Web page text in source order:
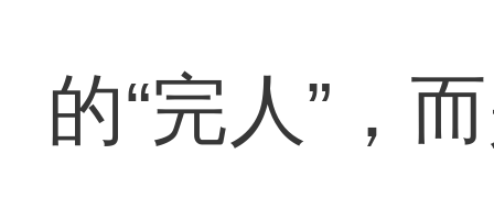
的“完人”，